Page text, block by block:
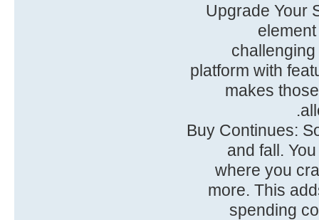
• Upgrade
platform with
makes
• Buy Continues:
and fall.
where you
more. This
spending